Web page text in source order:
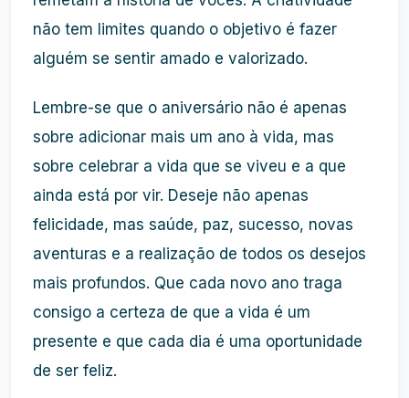
não tem limites quando o objetivo é fazer
alguém se sentir amado e valorizado.
Lembre-se que o aniversário não é apenas
sobre adicionar mais um ano à vida, mas
sobre celebrar a vida que se viveu e a que
ainda está por vir. Deseje não apenas
felicidade, mas saúde, paz, sucesso, novas
aventuras e a realização de todos os desejos
mais profundos. Que cada novo ano traga
consigo a certeza de que a vida é um
presente e que cada dia é uma oportunidade
de ser feliz.